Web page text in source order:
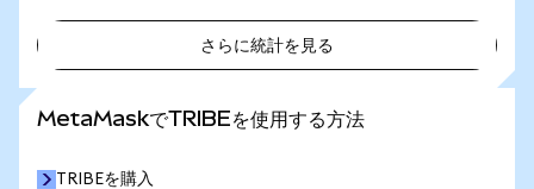
さらに統計を見る
MetaMaskでTRIBEを使用する方法
TRIBEを購入